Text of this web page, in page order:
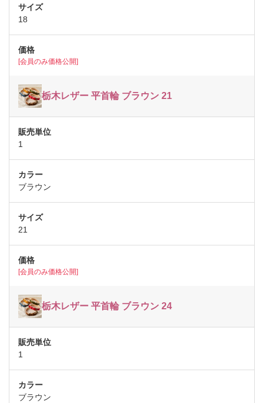
18
[会員のみ価格公開]
栃木レザー 平首輪 ブラウン 21
1
ブラウン
21
[会員のみ価格公開]
栃木レザー 平首輪 ブラウン 24
1
ブラウン